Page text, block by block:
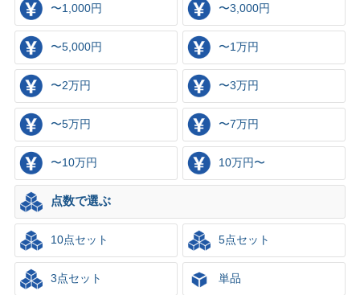
〜1,000円 〜3,000円
〜5,000円 〜1万円
〜2万円 〜3万円
〜5万円 〜7万円
〜10万円 10万円〜
点数で選ぶ
10点セット 5点セット
3点セット 単品